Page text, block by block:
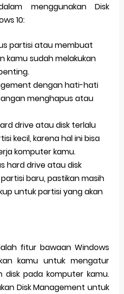
menggunakan Disk
10:
partisi atau membuat
kamu sudah melakukan
dengan hati-hati
menghapus atau
drive atau disk terlalu
kecil, karena hal ini bisa
komputer kamu.
hard drive atau disk
baru, pastikan masih
untuk partisi yang akan
fitur bawaan Windows
kamu untuk mengatur
pada komputer kamu.
Disk Management untuk